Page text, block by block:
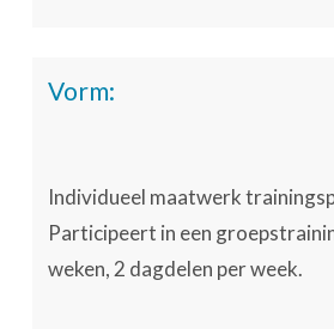
Vorm:
Individueel maatwerk
Participeert in een
weken, 2 dagdelen per week.